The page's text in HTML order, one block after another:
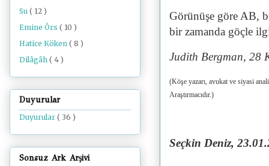
Görünüşe göre AB,
bir zamanda göçle
Judith Bergman, 28
(Köşe yazarı, avukat ve siyasi
Araştırmacıdır.)
Seçkin Deniz, 23.01
Su ( 12 )
Emine Örs ( 10 )
Hatice Köken ( 8 )
Dilâgâh ( 4 )
Duyurular
Duyurular ( 36 )
Sonsuz Ark Arşivi